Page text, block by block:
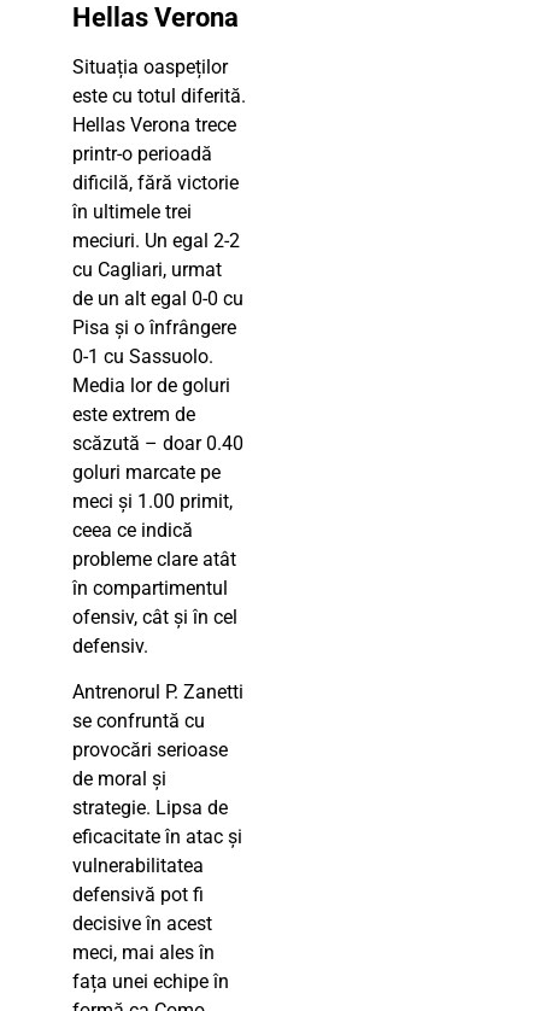
Hellas Verona
Situația oaspeților
este cu totul diferită.
Hellas Verona trece
printr-o perioadă
dificilă, fără victorie
în ultimele trei
meciuri. Un egal 2-2
cu Cagliari, urmat
de un alt egal 0-0 cu
Pisa și o înfrângere
0-1 cu Sassuolo.
Media lor de goluri
este extrem de
scăzută – doar 0.40
goluri marcate pe
meci și 1.00 primit,
ceea ce indică
probleme clare atât
în compartimentul
ofensiv, cât și în cel
defensiv.
Antrenorul P. Zanetti
se confruntă cu
provocări serioase
de moral și
strategie. Lipsa de
eficacitate în atac și
vulnerabilitatea
defensivă pot fi
decisive în acest
meci, mai ales în
fața unei echipe în